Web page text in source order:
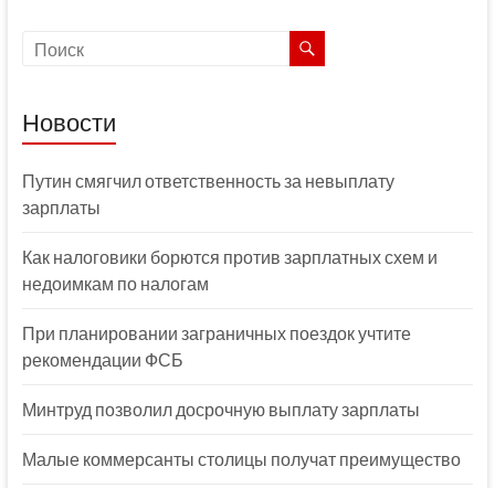
Новости
Путин смягчил ответственность за невыплату
зарплаты
Как налоговики борются против зарплатных схем и
недоимкам по налогам
При планировании заграничных поездок учтите
рекомендации ФСБ
Минтруд позволил досрочную выплату зарплаты
Малые коммерсанты столицы получат преимущество